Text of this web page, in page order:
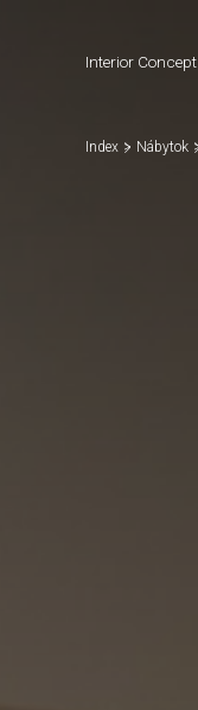
Interior Concept
Index Nábytok